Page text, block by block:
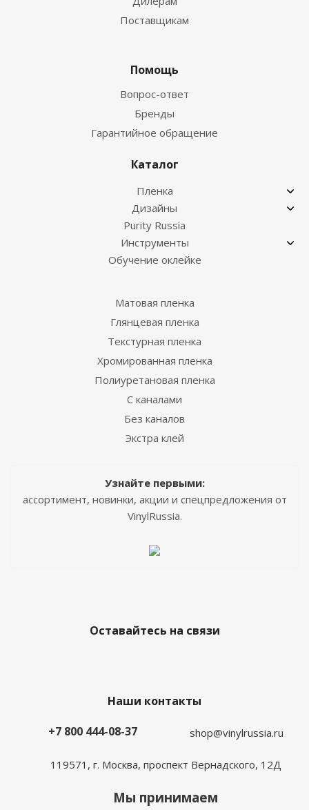
Поставщикам
Помощь
Вопрос-ответ
Бренды
Гарантийное обращение
Каталог
Пленка
Дизайны
Purity Russia
Инструменты
Обучение оклейке
Матовая пленка
Глянцевая пленка
Текстурная пленка
Хромированная пленка
Полиуретановая пленка
С каналами
Без каналов
Экстра клей
Узнайте первыми:
ассортимент, новинки, акции и спецпредложения от
VinylRussia.
Оставайтесь на связи
Наши контакты
+7 800 444-08-37
shop@vinylrussia.ru
119571, г. Москва, проспект Вернадского, 12Д
Мы принимаем